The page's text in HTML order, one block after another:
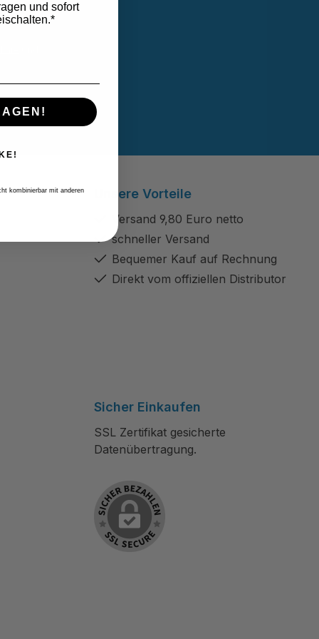
gelesen und
Unsere Vorteile
Versand 9,80 Euro netto
schneller Versand
Bequemer Kauf auf Rechnung
Direkt vom offiziellen Distributor
Sicher Einkaufen
SSL Zertifikat gesicherte
Datenübertragung.
und sofort
kombinierbar mit anderen